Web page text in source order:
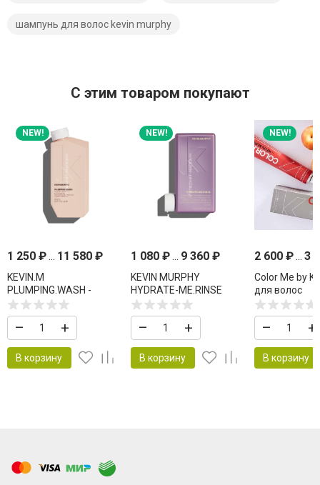
шампунь для волос kevin murphy
C этим товаром покупают
NEW!
1 250 ₽ ... 11 580 ₽
KEVIN.M
PLUMPING.WASH -
ШАМПУНЬ ДЛЯ
ОБЪЁМА И
УПЛОТНЕНИЯ ВОЛОС
– +
В корзину
NEW!
1 080 ₽ ... 9 360 ₽
KEVIN MURPHY
HYDRATE-ME.RINSE
КОНДИЦИОНЕР ДЛЯ
УВЛАЖНЕНИЯ И
ВОССТАНОВЛЕНИЯ
– +
В корзину
NEW!
2 600 ₽ ... 3
Color Me by
для волос
– +
В корзину